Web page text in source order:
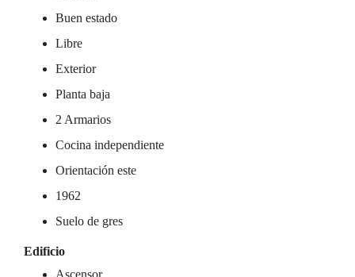
Buen estado
Libre
Exterior
Planta baja
2 Armarios
Cocina independiente
Orientación este
1962
Suelo de gres
Edificio
Ascensor